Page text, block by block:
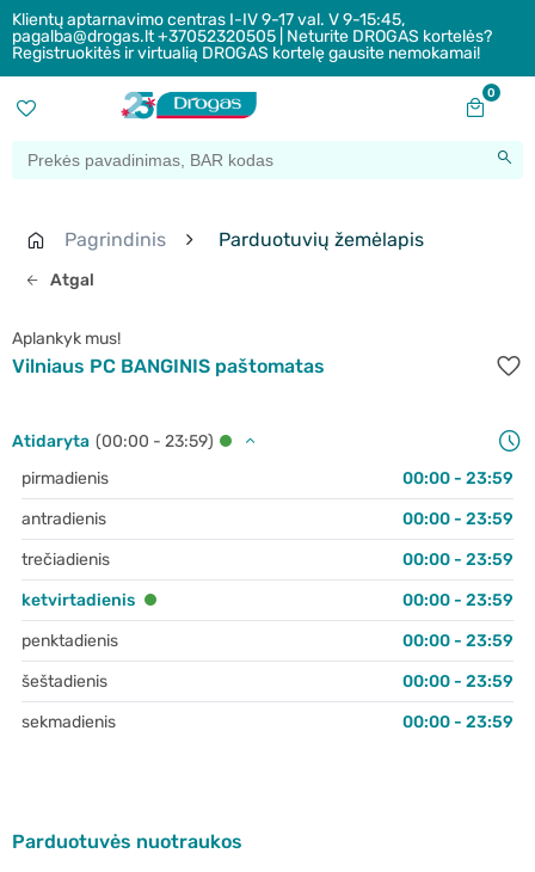
Klientų aptarnavimo centras I-IV 9-17 val. V 9-15:45,
pagalba@drogas.lt +37052320505 | Neturite DROGAS kortelės?
Registruokitės ir virtualią DROGAS kortelę gausite nemokamai!
0
Atgal
Pagrindinis Parduotuvių žemėlapis
Aplankyk mus!
Vilniaus PC BANGINIS paštomatas
Atidaryta (00:00 - 23:59)
pirmadienis
00:00 - 23:59
antradienis
00:00 - 23:59
trečiadienis
00:00 - 23:59
ketvirtadienis
00:00 - 23:59
penktadienis
00:00 - 23:59
šeštadienis
00:00 - 23:59
sekmadienis
00:00 - 23:59
Parduotuvės nuotraukos